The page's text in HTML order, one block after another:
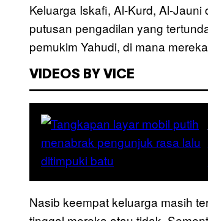
Keluarga Iskafi, Al-Kurd, Al-
putusan pengadilan yang
pemukim Yahudi, di mana
VIDEOS BY VICE
Nasib keempat keluarga masih